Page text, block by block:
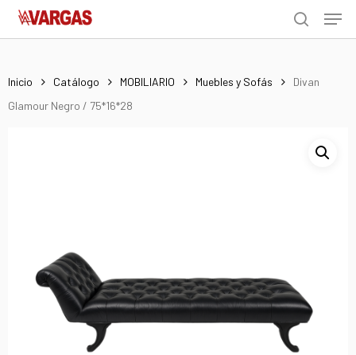
Skip
search
Menu
Inicio Catálogo MOBILIARIO Muebles y Sofás
Divan
Glamour Negro / 75*16*28